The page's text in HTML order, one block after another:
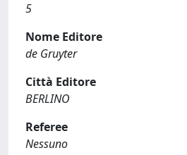
5
Nome Editore
de Gruyter
Città Editore
BERLINO
Referee
Nessuno